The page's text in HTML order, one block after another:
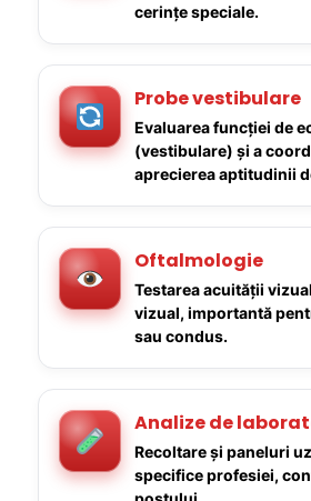
cerințe speciale.
Probe vestibulare
Evaluarea funcției de
(vestibulare) și a
aprecierea aptitudinii
Oftalmologie
Testarea acuității
vizual, importantă
sau condus.
Analize de
Recoltare și paneluri
specifice profesiei,